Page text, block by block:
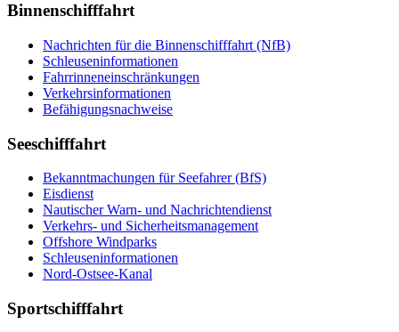
Binnenschifffahrt
Nach­rich­ten für die Bin­nen­schiff­fahrt (NfB)
Schleu­sen­in­for­ma­tio­nen
Fahr­rin­nen­ein­schrän­kun­gen
Ver­kehrs­in­for­ma­tio­nen
Be­fä­hi­gungs­nach­wei­se
Seeschifffahrt
Be­kannt­ma­chun­gen für See­fah­rer (BfS)
Eis­dienst
Nau­ti­scher Warn-​ und Nach­rich­ten­dienst
Ver­kehrs-​ und Si­cher­heits­ma­na­ge­ment
Offs­ho­re Wind­parks
Schleu­sen­in­for­ma­tio­nen
Nord-​Ost­see-​Ka­nal
Sportschifffahrt